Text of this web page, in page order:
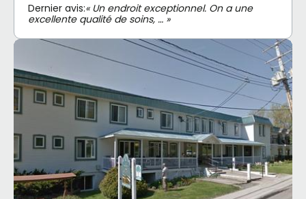
Dernier avis:« Un endroit exceptionnel. On a une
excellente qualité de soins, … »